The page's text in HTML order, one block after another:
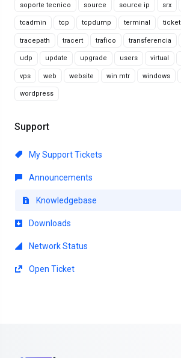
soporte tecnico source source ip srx
tcadmin tcp tcpdump terminal ticket
tracepath tracert trafico transferencia
udp update upgrade users virtual
vps web website win mtr windows
wordpress
Support
My Support Tickets
Announcements
Knowledgebase
Downloads
Network Status
Open Ticket